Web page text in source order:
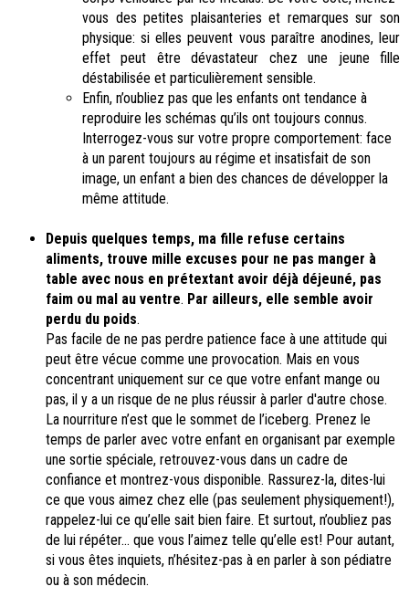
vous des petites plaisanteries et remarques sur son
physique: si elles peuvent vous paraître anodines, leur
effet peut être dévastateur chez une jeune fille
déstabilisée et particulièrement sensible.
Enfin, n’oubliez pas que les enfants ont tendance à
reproduire les schémas qu’ils ont toujours connus.
Interrogez-vous sur votre propre comportement: face
à un parent toujours au régime et insatisfait de son
image, un enfant a bien des chances de développer la
même attitude.
Depuis quelques temps, ma fille refuse certains
aliments, trouve mille excuses pour ne pas manger à
table avec nous en prétextant avoir déjà déjeuné, pas
faim ou mal au ventre. Par ailleurs, elle semble avoir
perdu du poids.
Pas facile de ne pas perdre patience face à une attitude qui
peut être vécue comme une provocation. Mais en vous
concentrant uniquement sur ce que votre enfant mange ou
pas, il y a un risque de ne plus réussir à parler d'autre chose.
La nourriture n’est que le sommet de l’iceberg. Prenez le
temps de parler avec votre enfant en organisant par exemple
une sortie spéciale, retrouvez-vous dans un cadre de
confiance et montrez-vous disponible. Rassurez-la, dites-lui
ce que vous aimez chez elle (pas seulement physiquement!),
rappelez-lui ce qu’elle sait bien faire. Et surtout, n’oubliez pas
de lui répéter… que vous l’aimez telle qu’elle est! Pour autant,
si vous êtes inquiets, n’hésitez-pas à en parler à son pédiatre
ou à son médecin.